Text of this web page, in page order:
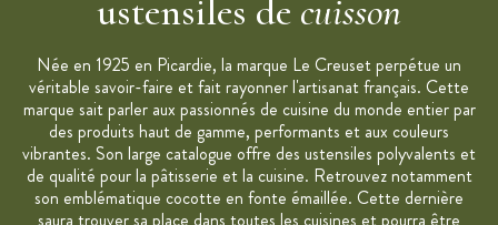
ustensiles de cuisson
Née en 1925 en Picardie, la marque Le Creuset perpétue un
véritable savoir-faire et fait rayonner l'artisanat français. Cette
marque sait parler aux passionnés de cuisine du monde entier par
des produits haut de gamme, performants et aux couleurs
vibrantes. Son large catalogue offre des ustensiles polyvalents et
de qualité pour la pâtisserie et la cuisine. Retrouvez notamment
son emblématique cocotte en fonte émaillée. Cette dernière